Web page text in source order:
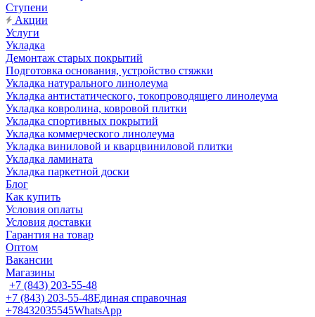
Ступени
Акции
Услуги
Укладка
Демонтаж старых покрытий
Подготовка основания, устройство стяжки
Укладка натурального линолеума
Укладка антистатического, токопроводящего линолеума
Укладка ковролина, ковровой плитки
Укладка спортивных покрытий
Укладка коммерческого линолеума
Укладка виниловой и кварцвиниловой плитки
Укладка ламината
Укладка паркетной доски
Блог
Как купить
Условия оплаты
Условия доставки
Гарантия на товар
Оптом
Вакансии
Магазины
+7 (843) 203-55-48
+7 (843) 203-55-48Единая справочная
+78432035545WhatsApp